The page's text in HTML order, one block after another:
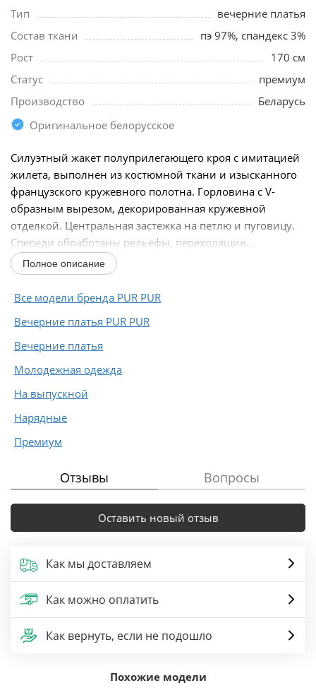
Тип
вечерние платья
Состав ткани
пэ 97%, спандекс 3%
Рост
170 см
Статус
премиум
Производство
Беларусь
Оригинальное белорусское
Силуэтный жакет полуприлегающего кроя с имитацией
жилета, выполнен из костюмной ткани и изысканного
французского кружевного полотна. Горловина с V-
образным вырезом, декорированная кружевной
отделкой. Центральная застежка на петлю и пуговицу.
Спереди обработаны рельефы, переходящие...
Полное описание
Все модели бренда PUR PUR
Вечерние платья PUR PUR
Вечерние платья
Молодежная одежда
На выпускной
Нарядные
Премиум
Отзывы Вопросы
Оставить новый отзыв
Как мы доставляем
Как можно оплатить
Как вернуть, если не подошло
Похожие модели